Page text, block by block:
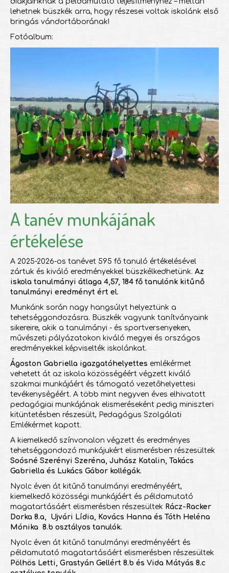
lehetnek büszkék arra, hogy részesei voltak iskolánk első
bringás vándortáborának!
Fotóalbum:
A tanév munkájának
értékelése
A 2025-2026-os tanévet 595 fő tanuló értékelésével
zártuk és kiváló eredményekkel büszkélkedhetünk. Az
iskola tanulmányi átlaga 4,57, 184 fő tanulónk kitűnő
tanulmányi eredményt ért el.
Munkánk során nagy hangsúlyt helyeztünk a
tehetséggondozásra. Büszkék vagyunk tanítványaink
sikereire, akik a tanulmányi - és sportversenyeken,
művészeti pályázatokon kiváló megyei és országos
eredményekkel képviselték iskolánkat.
Ágoston Gabriella igazgatóhelyettes emlékérmet
vehetett át az iskola közösségéért végzett kiváló
szakmai munkájáért és támogató vezetőhelyettesi
tevékenységéért. A több mint negyven éves elhivatott
pedagógiai munkájának elismeréseként pedig miniszteri
kitüntetésben részesült, Pedagógus Szolgálati
Emlékérmet kapott.
A kiemelkedő színvonalon végzett és eredményes
tehetséggondozó munkájukért elismerésben részesültek
Soósné Szerényi Szeréna, Juhász Katalin, Takács
Gabriella és Lukács Gábor kollégák.
Nyolc éven át kitűnő tanulmányi eredményéért,
kiemelkedő közösségi munkájáért és példamutató
magatartásáért elismerésben részesültek Rácz-Racker
Dorka 8.a, Ujvári Lídia, Kovács Hanna és Tóth Heléna
Mónika 8.b osztályos tanulók.
Nyolc éven át kitűnő tanulmányi eredményéért és
példamutató magatartásáért elismerésben részesültek
Pölhös Letti, Grastyán Gellért 8.b és Vida Mátyás 8.c